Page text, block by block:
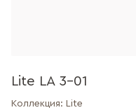
Lite LA 3-01
Коллекция: Lite